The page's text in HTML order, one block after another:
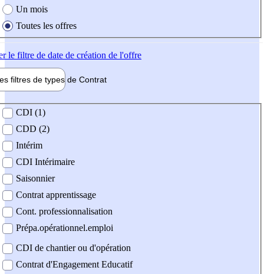
Un mois
Toutes les offres
le filtre de date de création de l'offre
filtres de types de Contrat
contrat
CDI (1)
CDD (2)
Intérim
CDI Intérimaire
Saisonnier
Contrat apprentissage
Cont. professionnalisation
Prépa.opérationnel.emploi
CDI de chantier ou d'opération
Contrat d'Engagement Educatif